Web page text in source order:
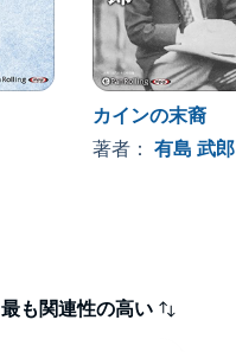
カインの末裔
著者：有島 武郎
最も関連性の高い